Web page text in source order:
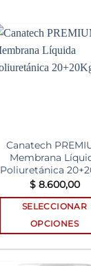
Canatech
Membrana
Poliuretánica
$8.600,00
SELECCIONAR
OPCIONES